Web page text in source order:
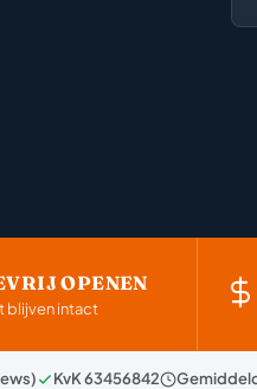
OPENEN
blijven intact
KvK 63456842